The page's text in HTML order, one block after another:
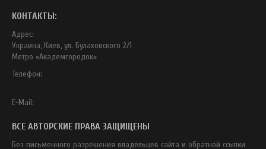
КОНТАКТЫ:
Адрес:
Украина, Киев, ул. Булаховского 2/1
Метро «Академгородок»
Телефон:
E-Mail:
ВСЕ АВТОРСКИЕ ПРАВА ЗАЩИЩЕНЫ
Без письменного разрешения владельцев сайта и обратной ссылки